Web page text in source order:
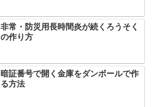
非常・防災用長時間炎が続くろうそく
の作り方
暗証番号で開く金庫をダンボールで作
る方法